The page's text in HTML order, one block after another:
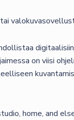
on viisi
home, and